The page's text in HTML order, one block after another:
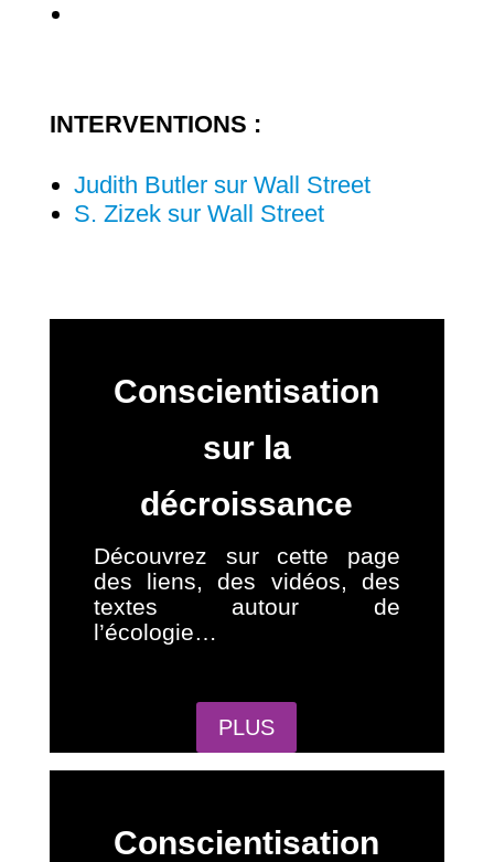
INTERVENTIONS :
Judith Butler sur Wall Street
S. Zizek sur Wall Street
Conscientisation
sur la
décroissance
Découvrez sur cette page
des liens, des vidéos, des
textes autour de
l’écologie…
PLUS
Conscientisation